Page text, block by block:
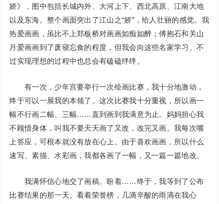
娇》，图中包括长城内外、大河上下、西北高原、江南大地
以及东海。整个画面突出了江山之“娇”，给人壮丽的感觉。我
热爱画画，虽比不上郑板桥对画画如痴如醉；傅抱石和关山
月爱画画到了废寝忘食的程度，但我会向这些名家学习。不
过实现理想的过程中也总会有磕磕绊绊。
有一次，少年宫要举行一次绘画比赛，我十分地激动，
终于可以一展我的本领了。这次比赛我十分重视，所以画一
幅不行画二幅、三幅……直到画到我满意为止。妈妈担心我
不顾惜身体，叫我不要天天画了又改，改完又画。我每次嘴
上答应，可根本就没有放在心上。由于喜欢画画，所以什么
速写、素描、水彩画，我都各画了一幅，又一篇一篇地改。
我满怀信心地交了画稿。盼着……终于，我等到了公布
比赛结果的那一天。看着荣誉榜，几滴辛酸的雨滴在我心